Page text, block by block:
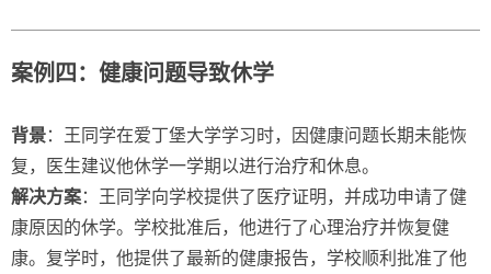
案例四：健康问题导致休学
背景：王同学在爱丁堡大学学习时，因健康问题长期未能恢
复，医生建议他休学一学期以进行治疗和休息。
解决方案：王同学向学校提供了医疗证明，并成功申请了健
康原因的休学。学校批准后，他进行了心理治疗并恢复健
康。复学时，他提供了最新的健康报告，学校顺利批准了他